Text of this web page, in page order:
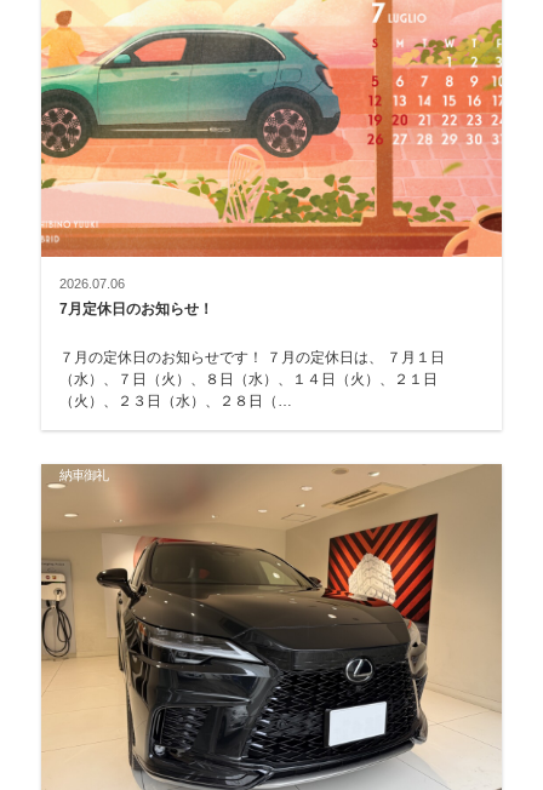
2026.07.06
7月定休日のお知らせ！
７月の定休日のお知らせです！ ７月の定休日は、 ７月１日
（水）、７日（火）、８日（水）、１４日（火）、２１日
（火）、２３日（水）、２８日（…
納車御礼